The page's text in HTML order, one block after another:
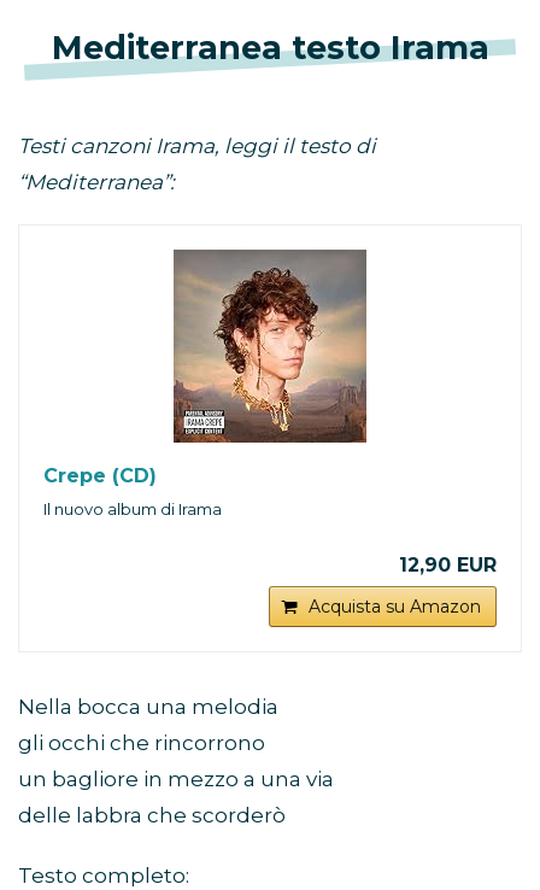
Mediterranea testo Irama
Testi canzoni Irama, leggi il testo di
“Mediterranea”:
Crepe (CD)
Il nuovo album di Irama
12,90 EUR
Acquista su Amazon
Nella bocca una melodia
gli occhi che rincorrono
un bagliore in mezzo a una via
delle labbra che scorderò
Testo completo: